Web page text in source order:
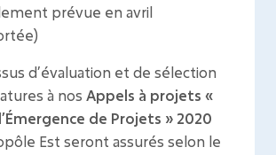
prévue en avril
d’évaluation et de sélection
à nos Appels à projets «
de Projets » 2020
Est seront assurés selon le